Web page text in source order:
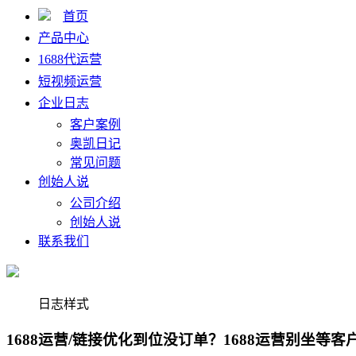
首页
产品中心
1688代运营
短视频运营
企业日志
客户案例
奥凯日记
常见问题
创始人说
公司介绍
创始人说
联系我们
日志样式
1688运营/链接优化到位没订单？1688运营别坐等客